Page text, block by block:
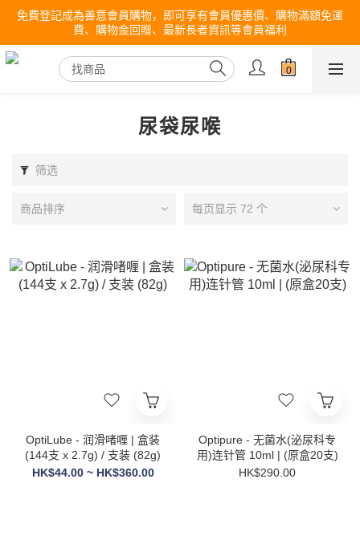
免費登記成為善意會員購物，即可享有會員優惠價、購物滿額免運
費、購物金回贈、最新長者資訊等會員福利
尿袋尿喉
筛选
商品排序 每页显示 72 个
OptiLube - 润滑啫喱 | 盒装
(144支 x 2.7g) / 支装 (82g)
HK$44.00 ~ HK$360.00
Optipure - 无菌水(泌尿科专
用)连针管 10ml | (原盒20支)
HK$290.00